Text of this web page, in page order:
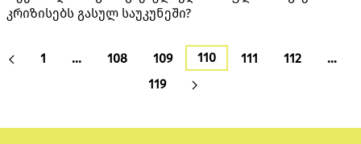
კრიზისებს გასულ საუკუნეში?
1 … 108 109 110 111 112
…
119